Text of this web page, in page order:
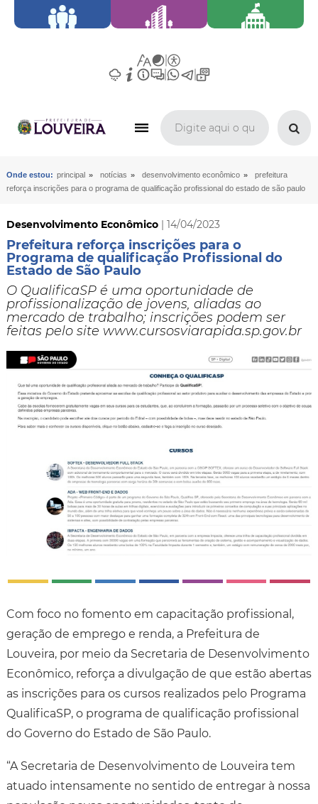
Onde estou: principal » notícias » desenvolvimento econômico »
prefeitura
reforça inscrições para o programa de qualificação profissional do estado de são paulo
Desenvolvimento Econômico| 14/04/2023
Prefeitura reforça inscrições para o
Programa de qualificação Profissional do
Estado de São Paulo
O QualificaSP é uma oportunidade de
profissionalização de jovens, aliadas ao
mercado de trabalho; inscrições podem ser
feitas pelo site www.cursosviarapida.sp.gov.br
Com foco no fomento em capacitação profissional,
geração de emprego e renda, a Prefeitura de
Louveira, por meio da Secretaria de Desenvolvimento
Econômico, reforça a divulgação de que estão abertas
as inscrições para os cursos realizados pelo Programa
QualificaSP, o programa de qualificação profissional
do Governo do Estado de São Paulo.
“A Secretaria de Desenvolvimento de Louveira tem
atuado intensamente no sentido de entregar à nossa